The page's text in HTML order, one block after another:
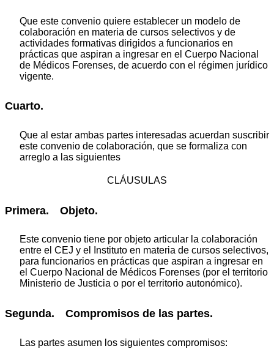
Que este convenio quiere establecer un modelo de
colaboración en materia de cursos selectivos y de
actividades formativas dirigidos a funcionarios en
prácticas que aspiran a ingresar en el Cuerpo Nacional
de Médicos Forenses, de acuerdo con el régimen jurídico
vigente.
Cuarto.
Que al estar ambas partes interesadas acuerdan suscribir
este convenio de colaboración, que se formaliza con
arreglo a las siguientes
CLÁUSULAS
Primera. Objeto.
Este convenio tiene por objeto articular la colaboración
entre el CEJ y el Instituto en materia de cursos selectivos,
para funcionarios en prácticas que aspiran a ingresar en
el Cuerpo Nacional de Médicos Forenses (por el territorio
Ministerio de Justicia o por el territorio autonómico).
Segunda. Compromisos de las partes.
Las partes asumen los siguientes compromisos: